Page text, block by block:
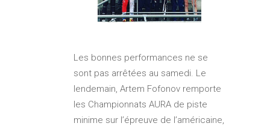
Les bonnes performances ne se
sont pas arrêtées au samedi. Le
lendemain, Artem Fofonov remporte
les Championnats AURA de piste
minime sur l’épreuve de l’américaine,